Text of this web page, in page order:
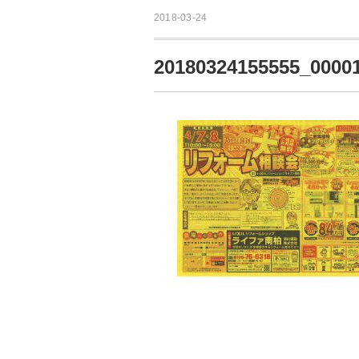
2018-03-24